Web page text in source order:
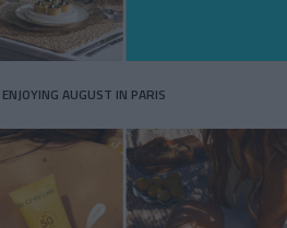
AUGUST IN PARIS